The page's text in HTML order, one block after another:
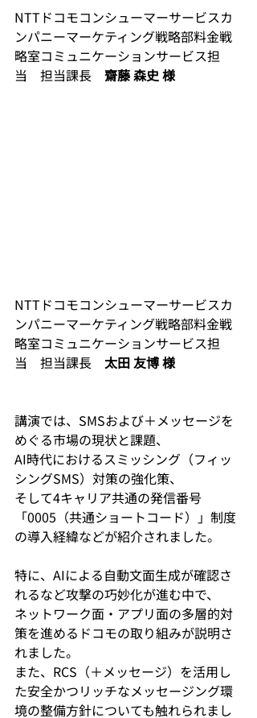
NTTドコモコンシューマーサービスカ
ンパニーマーケティング戦略部料金戦
略室コミュニケーションサービス担
当　担当課長 齋藤 森史 様
NTTドコモコンシューマーサービスカ
ンパニーマーケティング戦略部料金戦
略室コミュニケーションサービス担
当　担当課長 太田 友博 様
講演では、SMSおよび＋メッセージを
めぐる市場の現状と課題、
AI時代におけるスミッシング（フィッ
シングSMS）対策の強化策、
そして4キャリア共通の発信番号
「0005（共通ショートコード）」制度
の導入経緯などが紹介されました。
特に、AIによる自動文面生成が確認さ
れるなど攻撃の巧妙化が進む中で、
ネットワーク面・アプリ面の多層的対
策を進めるドコモの取り組みが説明さ
れました。
また、RCS（＋メッセージ）を活用し
た安全かつリッチなメッセージング環
境の整備方針についても触れられまし